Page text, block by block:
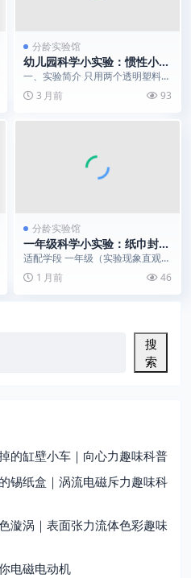
分龄实验馆
幼儿园科学小实验：惯性小球
｜水与空气的反向魔法
一、实验简介 只用两个透明塑料
盒、两根细绳和两颗小球，就能上
演一场神奇的物理魔术...
3 月前 93
分龄实验馆
一年级科学小实验：纸巾封瓶
止水｜大气压力原理演示
适配学段 一年级（实验现象直观简
单，是大气压力入门启蒙实验，适
配低年级科学拓展）...
1 月前 46
搜
索
的缸壁小车｜向心力趣味科普
锡纸盒｜涡流电磁斥力趣味科
漩涡｜表面张力流体色彩趣味
电磁电动机